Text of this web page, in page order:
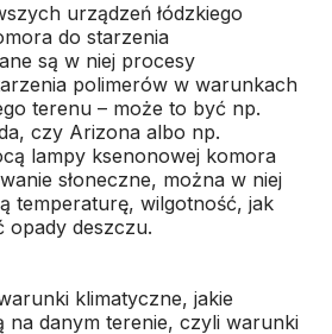
urządzeń łódzkiego
do starzenia
są w niej procesy
polimerów w warunkach
terenu – może to być np.
czy Arizona albo np.
lampy ksenonowej komora
słoneczne, można w niej
temperaturę, wilgotność, jak
opady deszczu.
klimatyczne, jakie
na danym terenie, czyli warunki